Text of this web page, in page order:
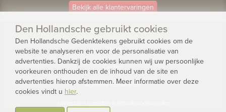
Bekijk alle klantervaringen
© 2026 - Den Hollandsche Gedenktekens
Privacy
Algemene voorwaarden
Den Hollandsche gebruikt cookies
Den Hollandsche Gedenktekens gebruikt cookies om de
website te analyseren en voor de personalisatie van
advertenties. Dankzij de cookies kunnen wij uw persoonlijke
voorkeuren onthouden en de inhoud van de site en
advertenties hierop afstemmen. Meer informatie over deze
cookies vindt u hier.